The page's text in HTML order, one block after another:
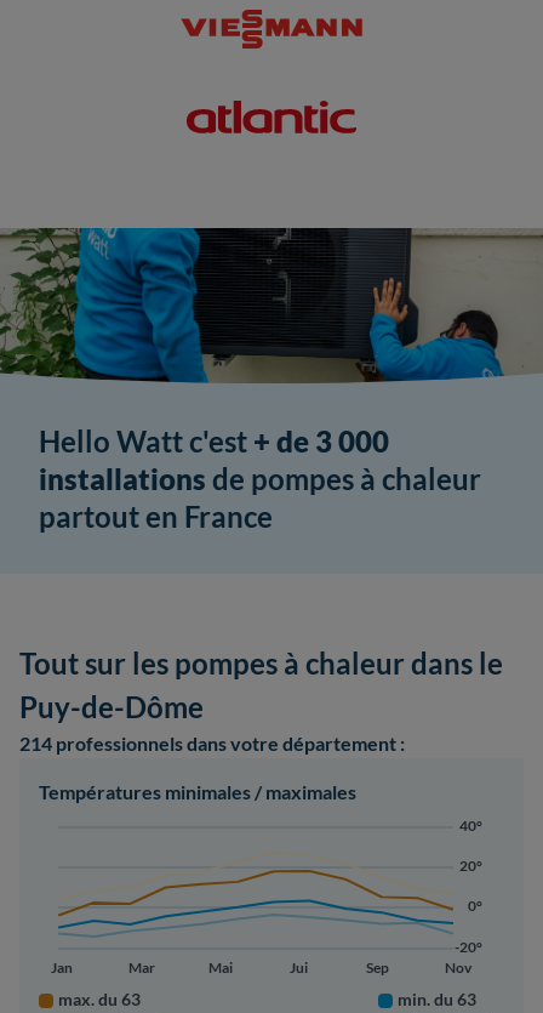
Hello Watt c'est + de 3 000
installations de pompes à chaleur
partout en France
Tout sur les pompes à chaleur dans le
Puy-de-Dôme
214 professionnelsdans votre département :
Températures minimales / maximales
-20°
0°
20°
40°
Jan Mar Mai Jui Sep Nov
max. du 63
min. du 63